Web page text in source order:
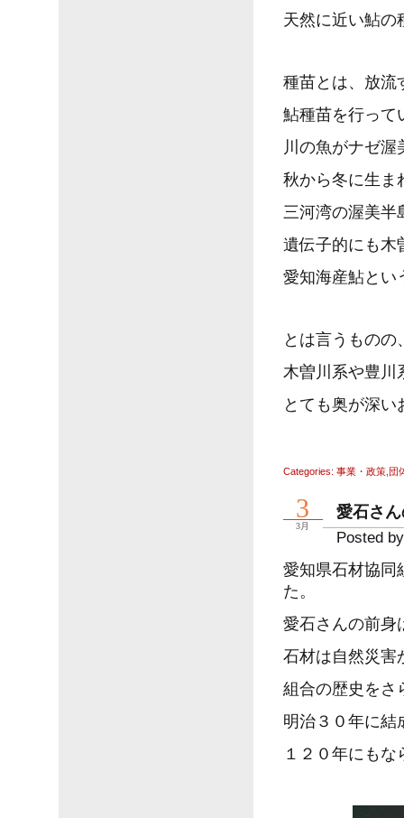
天然に近い鮎の
種苗とは、放流
鮎種苗を行って
川の魚がナゼ渥
秋から冬に生ま
三河湾の渥美半
遺伝子的にも木
愛知海産鮎とい
とは言うもの
木曽川系や豊川
とても奥が深い
Categories: 事業・政策, 団
愛石さ
Posted
愛知県石材協同
た。
愛石さんの前身
石材は自然災害
組合の歴史をさ
明治３０年に結
１２０年にも
3
3月